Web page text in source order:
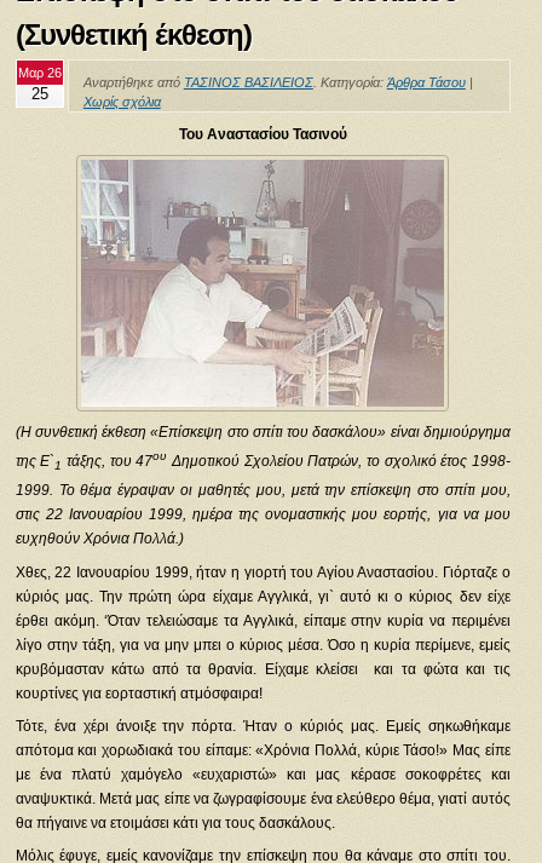
(Συνθετική έκθεση)
Μαρ 26
25
Αναρτήθηκε από ΤΑΣΙΝΟΣ ΒΑΣΙΛΕΙΟΣ. Κατηγορία:Άρθρα Τάσου|
Χωρίς σχόλια
Του Αναστασίου Τασινού
(Η συνθετική έκθεση «Επίσκεψη στο σπίτι του δασκάλου» είναι δημιούργημα
της Ε`1 τάξης, του 47ου Δημοτικού Σχολείου Πατρών, το σχολικό έτος 1998-
1999. Το θέμα έγραψαν οι μαθητές μου, μετά την επίσκεψη στο σπίτι μου,
στις 22 Ιανουαρίου 1999, ημέρα της ονομαστικής μου εορτής, για να μου
ευχηθούν Χρόνια Πολλά.)
Χθες, 22 Ιανουαρίου 1999, ήταν η γιορτή του Αγίου Αναστασίου. Γιόρταζε ο
κύριός μας. Την πρώτη ώρα είχαμε Αγγλικά, γι` αυτό κι ο κύριος δεν είχε
έρθει ακόμη. ‘Όταν τελειώσαμε τα Αγγλικά, είπαμε στην κυρία να περιμένει
λίγο στην τάξη, για να μην μπει ο κύριος μέσα. Όσο η κυρία περίμενε, εμείς
κρυβόμασταν κάτω από τα θρανία. Είχαμε κλείσει και τα φώτα και τις
κουρτίνες για εορταστική ατμόσφαιρα!
Τότε, ένα χέρι άνοιξε την πόρτα. Ήταν ο κύριός μας. Εμείς σηκωθήκαμε
απότομα και χορωδιακά του είπαμε: «Χρόνια Πολλά, κύριε Τάσο!» Μας είπε
με ένα πλατύ χαμόγελο «ευχαριστώ» και μας κέρασε σοκοφρέτες και
αναψυκτικά. Μετά μας είπε να ζωγραφίσουμε ένα ελεύθερο θέμα, γιατί αυτός
θα πήγαινε να ετοιμάσει κάτι για τους δασκάλους.
Μόλις έφυγε, εμείς κανονίζαμε την επίσκεψη που θα κάναμε στο σπίτι του.